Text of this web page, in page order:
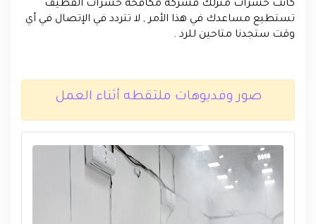
كانت حشرات منزلك فشركة مكافحة حشرات القطيف
تستطيع مساعدك في هذا الأمر , لا تتردد في الإتصال في أي
وقت ستجدنا متاحين للرد .
صور وفديوهات ملتقطه أثناء العمل